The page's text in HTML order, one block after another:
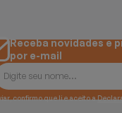
Receba novidades e
por e-mail
confirmo que li e aceito a